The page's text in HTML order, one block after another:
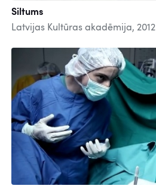
Siltums
Latvijas Kultūras akadēmija, 2012